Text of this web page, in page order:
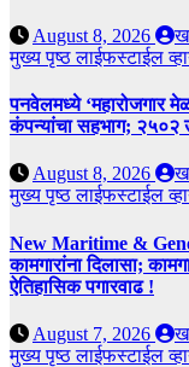
August 8, 2026
मुख्य पृष्ठलाईफस्टाईल
पनवेलमध्ये ‘महारोजगार
कंपन्यांचा सहभाग; २५०२
August 8, 2026
मुख्य पृष्ठलाईफस्टाईल
New Maritime &
कामगारांना दिलासा;
ऐतिहासिक पगारवाढ !
August 7, 2026
मुख्य पृष्ठलाईफस्टाईल